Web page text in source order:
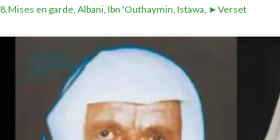
8.Mises en garde, Albani, Ibn 'Outhaymin, Istawa, ►Verset